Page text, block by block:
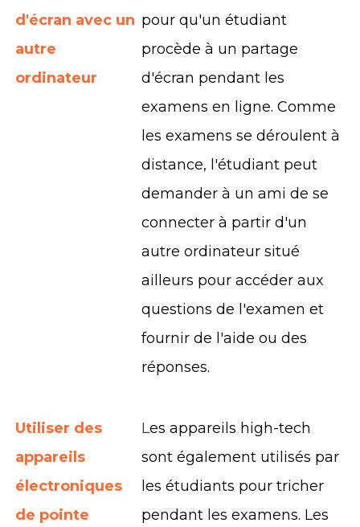
d'écran avec un
autre
ordinateur
pour qu'un étudiant
procède à un partage
d'écran pendant les
examens en ligne. Comme
les examens se déroulent à
distance, l'étudiant peut
demander à un ami de se
connecter à partir d'un
autre ordinateur situé
ailleurs pour accéder aux
questions de l'examen et
fournir de l'aide ou des
réponses.
Utiliser des
appareils
électroniques
de pointe
Les appareils high-tech
sont également utilisés par
les étudiants pour tricher
pendant les examens. Les